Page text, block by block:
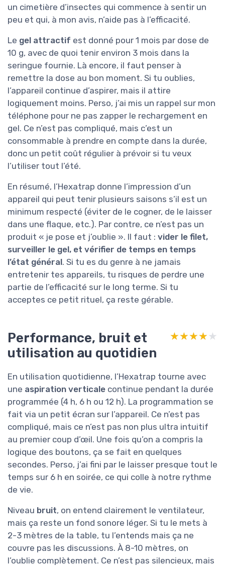
un cimetière d’insectes qui commence à sentir un
peu et qui, à mon avis, n’aide pas à l’efficacité.
Le gel attractif est donné pour 1 mois par dose de
10 g, avec de quoi tenir environ 3 mois dans la
seringue fournie. Là encore, il faut penser à
remettre la dose au bon moment. Si tu oublies,
l’appareil continue d’aspirer, mais il attire
logiquement moins. Perso, j’ai mis un rappel sur mon
téléphone pour ne pas zapper le rechargement en
gel. Ce n’est pas compliqué, mais c’est un
consommable à prendre en compte dans la durée,
donc un petit coût régulier à prévoir si tu veux
l’utiliser tout l’été.
En résumé, l’Hexatrap donne l’impression d’un
appareil qui peut tenir plusieurs saisons s’il est un
minimum respecté (éviter de le cogner, de le laisser
dans une flaque, etc.). Par contre, ce n’est pas un
produit « je pose et j’oublie ». Il faut : vider le filet,
surveiller le gel, et vérifier de temps en temps
l’état général. Si tu es du genre à ne jamais
entretenir tes appareils, tu risques de perdre une
partie de l’efficacité sur le long terme. Si tu
acceptes ce petit rituel, ça reste gérable.
Performance, bruit et
utilisation au quotidien
★★★★★
★★★★★
En utilisation quotidienne, l’Hexatrap tourne avec
une aspiration verticale continue pendant la durée
programmée (4 h, 6 h ou 12 h). La programmation se
fait via un petit écran sur l’appareil. Ce n’est pas
compliqué, mais ce n’est pas non plus ultra intuitif
au premier coup d’œil. Une fois qu’on a compris la
logique des boutons, ça se fait en quelques
secondes. Perso, j’ai fini par le laisser presque tout le
temps sur 6 h en soirée, ce qui colle à notre rythme
de vie.
Niveau bruit, on entend clairement le ventilateur,
mais ça reste un fond sonore léger. Si tu le mets à
2-3 mètres de la table, tu l’entends mais ça ne
couvre pas les discussions. À 8-10 mètres, on
l’oublie complètement. Ce n’est pas silencieux, mais